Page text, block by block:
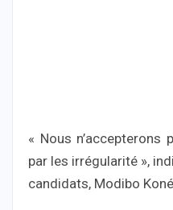
« Nous
par les irrégularité »,
candidats, Modibo